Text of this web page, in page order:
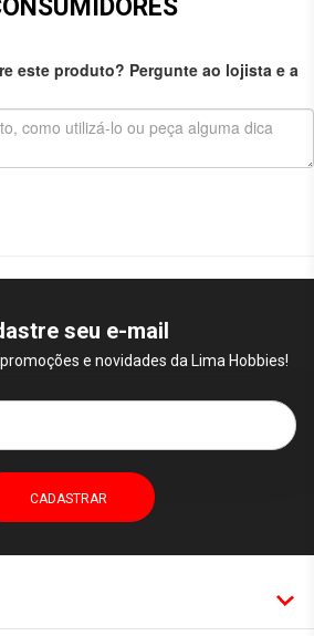
este produto? Pergunte ao lojista e a
seu e-mail
e novidades da Lima Hobbies!